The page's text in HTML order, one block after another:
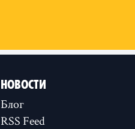
НОВОСТИ
Блог
RSS Feed